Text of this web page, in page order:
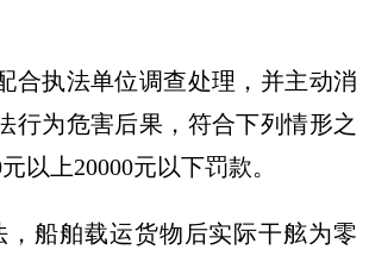
合执法单位调查处理，并主动消
行为危害后果，符合下列情形之
以上20000元以下罚款。
，船舶载运货物后实际干舷为零